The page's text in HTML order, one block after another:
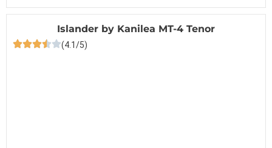
Islander by Kanilea MT-4 Tenor
(4.1/5)